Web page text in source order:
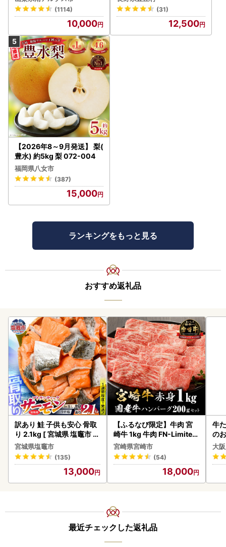
約＞絶品！南アルプス市産
シャインマスカット1.2kg A
LPAA003 | 人気 山梨産 高
評価 ランキング おすすめ |
(1114)
10,000
(31)
12,500
【2026年8～9月発送】 梨(
豊水) 約5kg 梨 072-004
福岡県八女市
(387)
15,000
ランキングをもっと見る
おすすめ返礼品
訳あり 鮭 子供も安心 骨取
り 2.1kg [ 宮城県 塩竈市 ]
鮭
宮城県塩竈市
(135)
13,000
【ふるなび限定】牛肉 宮
崎牛 1kg 牛肉 FN-Limited
-VO
宮崎県宮崎市
(54)
18,000
牛
の
大
最近チェックした返礼品